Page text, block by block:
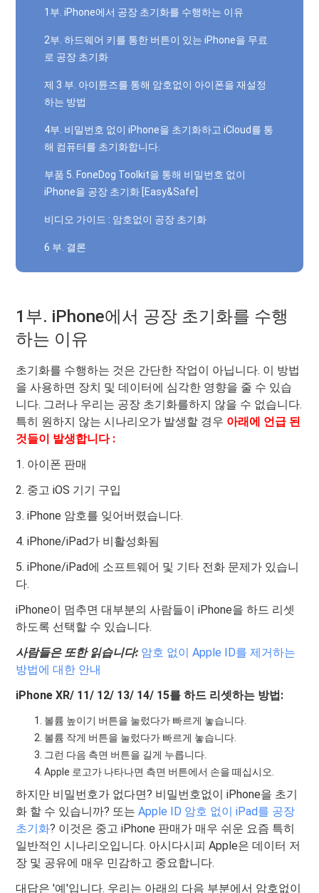
1부. iPhone에서 공장 초기화를 수행하는 이유
2부. 하드웨어 키를 통한 버튼이 있는 iPhone을 무료
로 공장 초기화
제 3 부. 아이튠즈를 통해 암호없이 아이폰을 재설정
하는 방법
4부. 비밀번호 없이 iPhone을 초기화하고 iCloud를 통
해 컴퓨터를 초기화합니다.
부품 5. FoneDog Toolkit을 통해 비밀번호 없이
iPhone을 공장 초기화 [Easy&Safe]
비디오 가이드 : 암호없이 공장 초기화
6 부. 결론
1부. iPhone에서 공장 초기화를 수행
하는 이유
초기화를 수행하는 것은 간단한 작업이 아닙니다. 이 방법
을 사용하면 장치 및 데이터에 심각한 영향을 줄 수 있습
니다. 그러나 우리는 공장 초기화를하지 않을 수 없습니다.
특히 원하지 않는 시나리오가 발생할 경우 아래에 언급 된
것들이 발생합니다 :
1. 아이폰 판매
2. 중고 iOS 기기 구입
3. iPhone 암호를 잊어버렸습니다.
4. iPhone/iPad가 비활성화됨
5. iPhone/iPad에 소프트웨어 및 기타 전화 문제가 있습니
다.
iPhone이 멈추면 대부분의 사람들이 iPhone을 하드 리셋
하도록 선택할 수 있습니다.
사람들은 또한 읽습니다: 암호 없이 Apple ID를 제거하는
방법에 대한 안내
iPhone XR/ 11/ 12/ 13/ 14/ 15를 하드 리셋하는 방법:
볼륨 높이기 버튼을 눌렀다가 빠르게 놓습니다.
볼륨 작게 버튼을 눌렀다가 빠르게 놓습니다.
그런 다음 측면 버튼을 길게 누릅니다.
Apple 로고가 나타나면 측면 버튼에서 손을 떼십시오.
하지만 비밀번호가 없다면? 비밀번호없이 iPhone을 초기
화 할 수 있습니까? 또는Apple ID 암호 없이 iPad를 공장
초기화? 이것은 중고 iPhone 판매가 매우 쉬운 요즘 특히
일반적인 시나리오입니다. 아시다시피 Apple은 데이터 저
장 및 공유에 매우 민감하고 중요합니다.
대답은 '예'입니다. 우리는 아래의 다음 부분에서 암호없이